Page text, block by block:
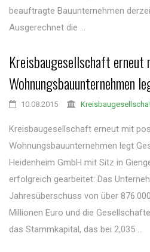
beauftragte Bauunternehmen
Ausgerechnet die ...
Kreisbaugesellschaft
Wohnungsbauunternehmen
10.08.2015
Kreisbaugesellschaft erneut mit
Wohnungsbauunternehmen legt
Heidenheim GmbH mit Sitz in
erfolgreich gearbeitet: Das
Jahresüberschuss von über
Millionen Euro und die
das Stammkapital, das bei 2,035 ...